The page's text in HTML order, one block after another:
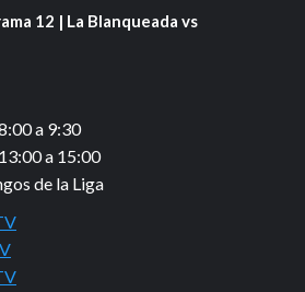
12 | La Blanqueada vs
a 9:30
a 15:00
de la Liga